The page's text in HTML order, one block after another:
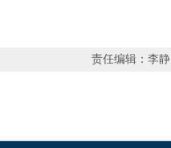
责任编辑：李静